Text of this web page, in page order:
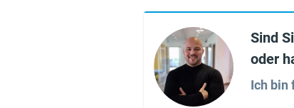
Sind
oder
Ich bin